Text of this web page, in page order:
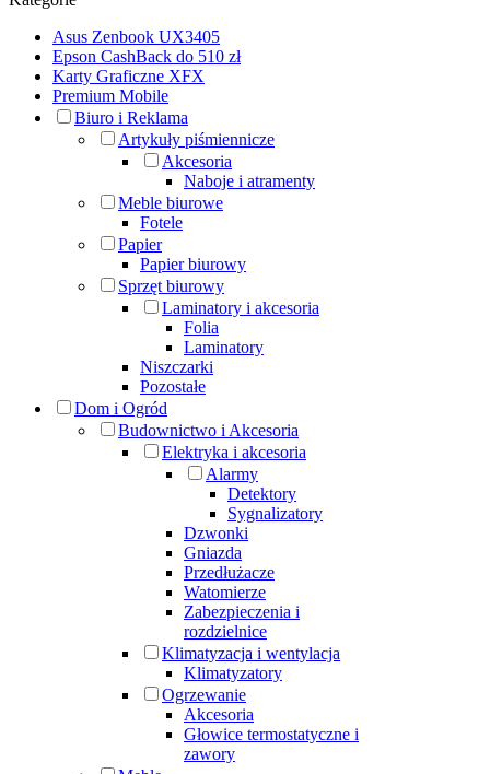
Asus Zenbook UX3405
Epson CashBack do 510 zł
Karty Graficzne XFX
Premium Mobile
Biuro i Reklama
Artykuły piśmiennicze
Akcesoria
Naboje i atramenty
Meble biurowe
Fotele
Papier
Papier biurowy
Sprzęt biurowy
Laminatory i akcesoria
Folia
Laminatory
Niszczarki
Pozostałe
Dom i Ogród
Budownictwo i Akcesoria
Elektryka i akcesoria
Alarmy
Detektory
Sygnalizatory
Dzwonki
Gniazda
Przedłużacze
Watomierze
Zabezpieczenia i
rozdzielnice
Klimatyzacja i wentylacja
Klimatyzatory
Ogrzewanie
Akcesoria
Głowice termostatyczne i
zawory